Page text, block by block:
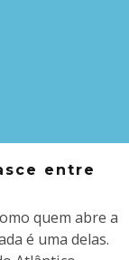
entre
quem abre a
é uma delas.